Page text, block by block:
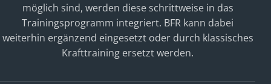
möglich sind, werden diese schrittweise in das
Trainingsprogramm integriert. BFR kann dabei
weiterhin ergänzend eingesetzt oder durch klassisches
Krafttraining ersetzt werden.